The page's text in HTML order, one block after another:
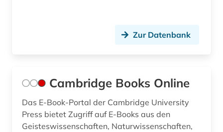
technikgeschichte (3)
theater (1)
umwelt (2)
Zur Datenbank
Cambridge Books Online
Das E-Book-Portal der Cambridge University
Press bietet Zugriff auf E-Books aus den
Geisteswissenschaften, Naturwissenschaften,